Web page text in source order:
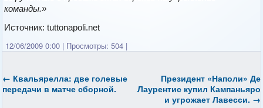
команды.»
Источник: tuttonapoli.net
12/06/2009 0:00 | Просмотры: 504 |
← Квальярелла: две голевые
передачи в матче сборной.
Президент «Наполи» Де
Лаурентис купил Кампаньяро
и угрожает Лавесси. →